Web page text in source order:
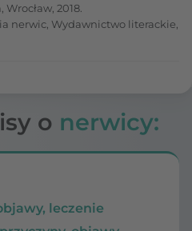
2018.
nerwic, Wydawnictwo literackie,
o nerwicy:
leczenie